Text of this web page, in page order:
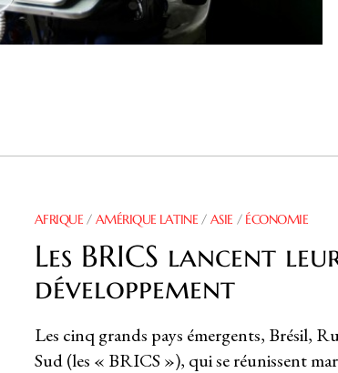
AFRIQUE / AMÉRIQUE LATINE / ASIE / ÉCONOMIE
Les BRICS lancent
développement
Les cinq grands pays émergents, Brésil,
Sud (les « BRICS »), qui se réunissent